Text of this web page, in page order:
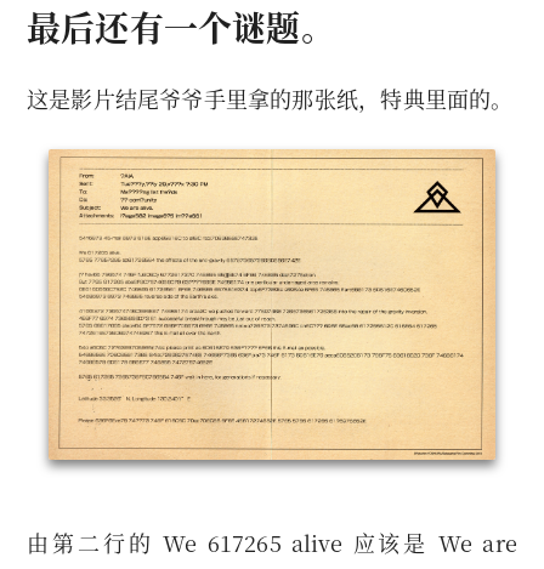
最后还有一个谜题。
这是影片结尾爷爷手里拿的那张纸，特典里面的。
由第二行的 We 617265 alive 应该是 We are